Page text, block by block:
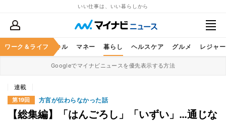
いい仕事は、いい暮らしから
ワーク＆ライフ
ア ビジネススキル マネー 暮らし ヘルスケア グルメ レジャー
Googleでマイナビニュースを優先表示する方法
連載
第19回 方言が伝わらなかった話
【総集編】「はんごろし」「いずい」…通じな